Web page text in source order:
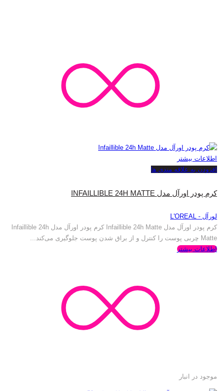
اطلاعات بیشتر
افزودن به علاقه مندی ها
کرم پودر اورآل مدل INFAILLIBLE 24H MATTE
لورآل - L'OREAL
کرم پودر اورآل مدل Infaillible 24h Matte کرم پودر اورآل مدل Infaillible 24h
Matte چربی پوست را کنترل و از براق شدن پوست جلوگیری می‌کند...
اطلاعات بیشتر
موجود در انبار